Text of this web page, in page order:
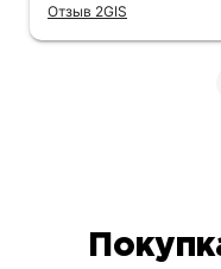
Отзыв 2GIS